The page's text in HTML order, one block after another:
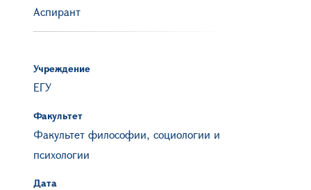
Аспирант
Учреждение
ЕГУ
Факультет
Факультет философии, социологии и
психологии
Дата